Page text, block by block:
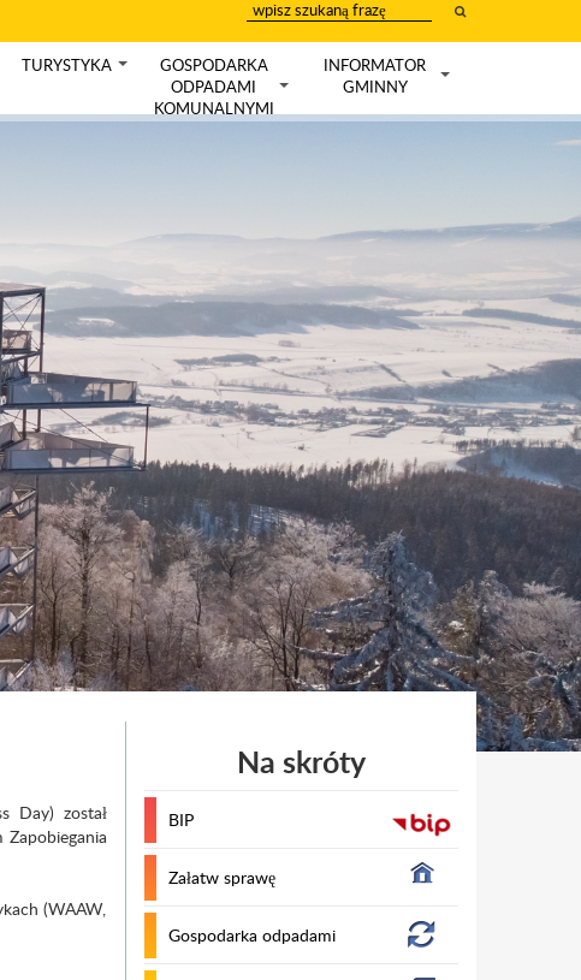
wpisz
szukany
tekst
TURYSTYKA
GOSPODARKA
ODPADAMI
KOMUNALNYMI
INFORMATOR
GMINNY
Day) został
(WAAW,
Na skróty
BIP
Załatw sprawę
Gospodarka odpadami